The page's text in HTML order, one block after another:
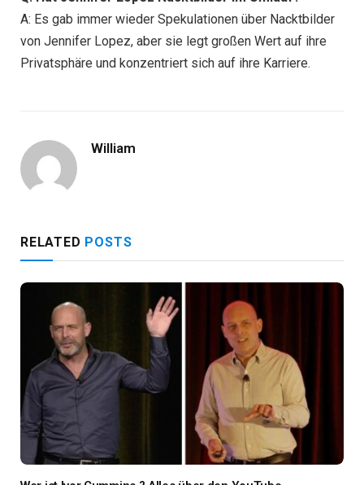
A: Es gab immer wieder Spekulationen über Nacktbilder
von Jennifer Lopez, aber sie legt großen Wert auf ihre
Privatsphäre und konzentriert sich auf ihre Karriere.
William
RELATED POSTS